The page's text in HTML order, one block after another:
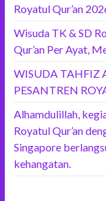
Royatul Qur’an
Wisuda TK & SD
Qur’an Per Ayat,
WISUDA TAHFIZ
PESANTREN
Alhamdulillah,
Royatul Qur’an
Singapore
kehangatan.